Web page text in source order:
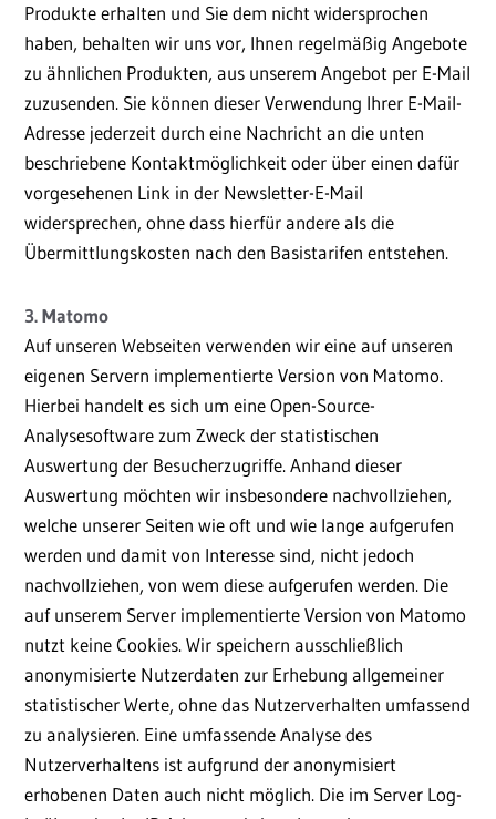
Produkte erhalten und Sie dem nicht widersprochen
haben, behalten wir uns vor, Ihnen regelmäßig Angebote
zu ähnlichen Produkten, aus unserem Angebot per E-Mail
zuzusenden. Sie können dieser Verwendung Ihrer E-Mail-
Adresse jederzeit durch eine Nachricht an die unten
beschriebene Kontaktmöglichkeit oder über einen dafür
vorgesehenen Link in der Newsletter-E-Mail
widersprechen, ohne dass hierfür andere als die
Übermittlungskosten nach den Basistarifen entstehen.
3. Matomo
Auf unseren Webseiten verwenden wir eine auf unseren
eigenen Servern implementierte Version von Matomo.
Hierbei handelt es sich um eine Open-Source-
Analysesoftware zum Zweck der statistischen
Auswertung der Besucherzugriffe. Anhand dieser
Auswertung möchten wir insbesondere nachvollziehen,
welche unserer Seiten wie oft und wie lange aufgerufen
werden und damit von Interesse sind, nicht jedoch
nachvollziehen, von wem diese aufgerufen werden. Die
auf unserem Server implementierte Version von Matomo
nutzt keine Cookies. Wir speichern ausschließlich
anonymisierte Nutzerdaten zur Erhebung allgemeiner
statistischer Werte, ohne das Nutzerverhalten umfassend
zu analysieren. Eine umfassende Analyse des
Nutzerverhaltens ist aufgrund der anonymisiert
erhobenen Daten auch nicht möglich. Die im Server Log-